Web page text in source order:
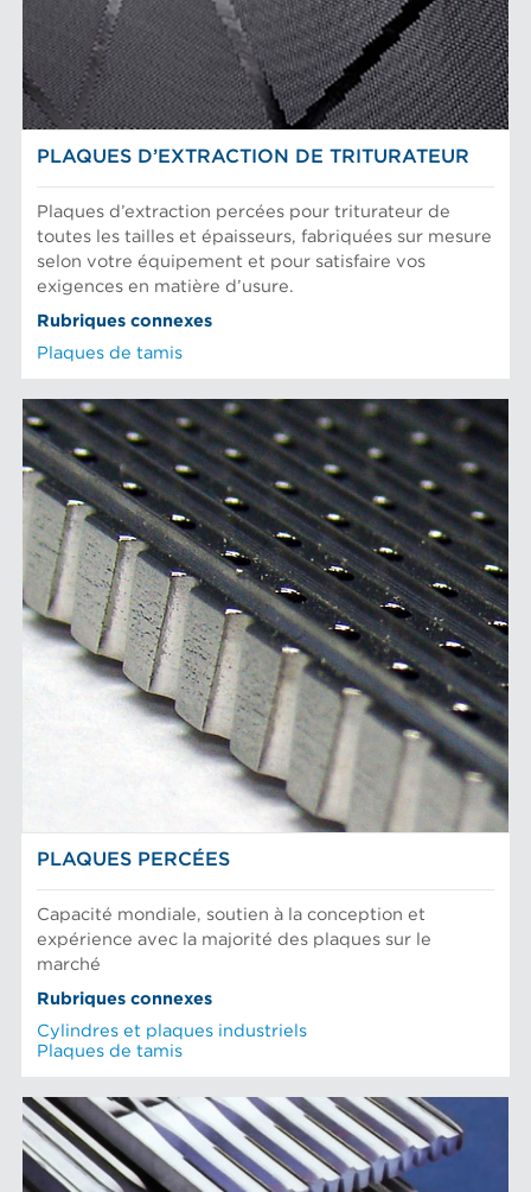
Fibres Recyclées
Raffinage des fibres
Tamisage et séparation d'aliments
NOUVELLES
PLAQUES D’EXTRACTION DE TRITURATEUR
Plaques d’extraction percées pour triturateur de
toutes les tailles et épaisseurs, fabriquées sur mesure
selon votre équipement et pour satisfaire vos
exigences en matière d’usure.
Rubriques connexes
Plaques de tamis
PLAQUES PERCÉES
Capacité mondiale, soutien à la conception et
expérience avec la majorité des plaques sur le
marché
Rubriques connexes
Cylindres et plaques industriels
Plaques de tamis